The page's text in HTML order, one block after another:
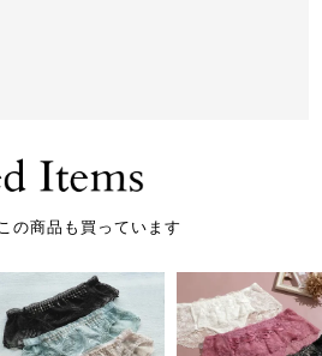
の商品も買っています